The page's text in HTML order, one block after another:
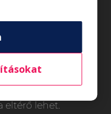
eltérő lehet.